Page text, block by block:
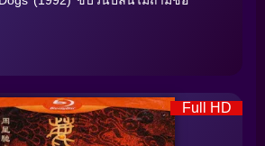
Full HD